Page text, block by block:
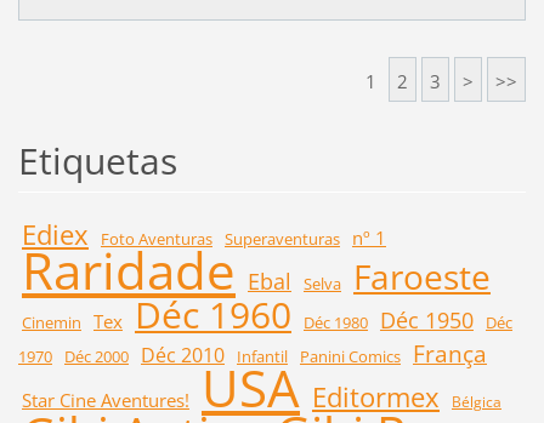
1 2 3 > >>
Etiquetas
Ediex Foto Aventuras Superaventuras nº 1
Raridade Ebal Selva Faroeste
Cinemin Tex Déc 1960 Déc 1980 Déc 1950
Déc
1970
Déc 2000 Déc 2010 Infantil Panini Comics França
Star Cine Aventures! USA Editormex Bélgica